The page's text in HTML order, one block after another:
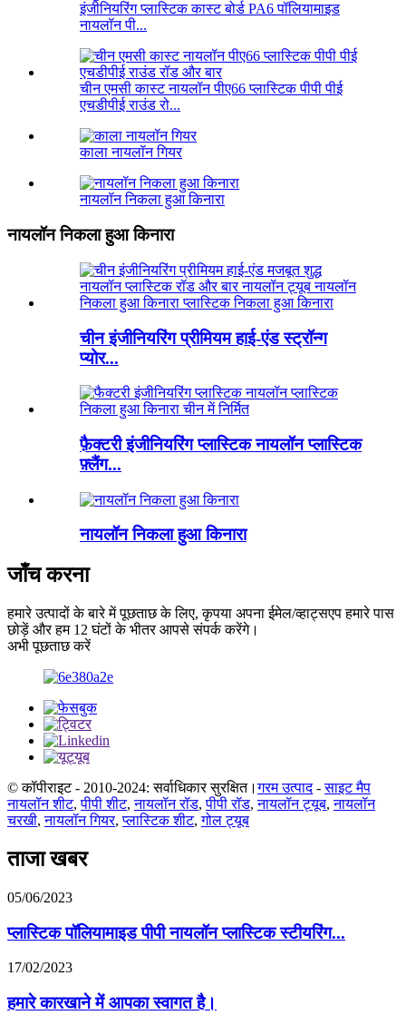
इंजीनियरिंग प्लास्टिक कास्ट बोर्ड PA6 पॉलियामाइड
नायलॉन पी...
चीन एमसी कास्ट नायलॉन पीए66 प्लास्टिक पीपी पीई
एचडीपीई राउंड रो...
काला नायलॉन गियर
नायलॉन निकला हुआ किनारा
नायलॉन निकला हुआ किनारा
चीन इंजीनियरिंग प्रीमियम हाई-एंड स्ट्रॉन्ग
प्योर...
फ़ैक्टरी इंजीनियरिंग प्लास्टिक नायलॉन प्लास्टिक
फ़्लैंग...
नायलॉन निकला हुआ किनारा
जाँच करना
हमारे उत्पादों के बारे में पूछताछ के लिए, कृपया अपना ईमेल/व्हाट्सएप हमारे पास
छोड़ें और हम 12 घंटों के भीतर आपसे संपर्क करेंगे।
अभी पूछताछ करें
© कॉपीराइट - 2010-2024: सर्वाधिकार सुरक्षित।गरम उत्पाद-साइट मैप
नायलॉन शीट,पीपी शीट,नायलॉन रॉड,पीपी रॉड,नायलॉन ट्यूब,नायलॉन
चरखी,नायलॉन गियर,प्लास्टिक शीट,गोल ट्यूब
ताजा खबर
05/06/2023
प्लास्टिक पॉलियामाइड पीपी नायलॉन प्लास्टिक स्टीयरिंग...
17/02/2023
हमारे कारखाने में आपका स्वागत है।